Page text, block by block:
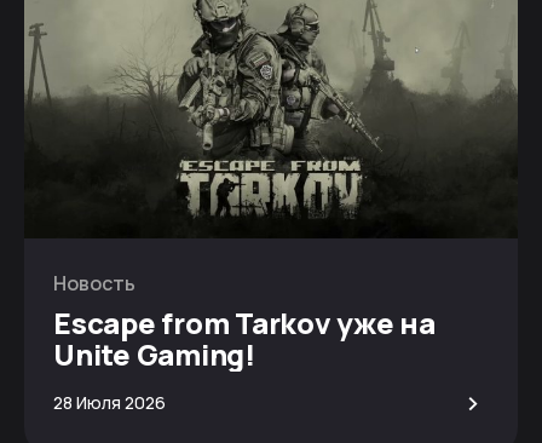
Новость
Escape from Tarkov уже на
Unite Gaming!
28 Июля 2026 >